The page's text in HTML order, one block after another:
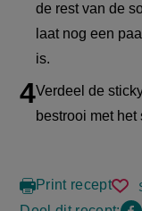
de rest van de
laat nog een
is.
Verdeel de
bestrooi met
Print recept